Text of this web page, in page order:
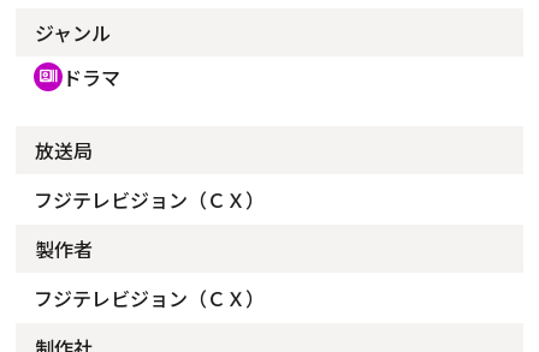
ジャンル
recent_actors ドラマ
放送局
フジテレビジョン（ＣＸ）
製作者
フジテレビジョン（ＣＸ）